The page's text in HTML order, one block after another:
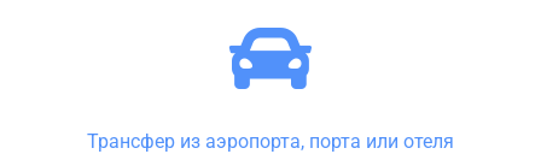
Трансфер из аэропорта, порта или отеля